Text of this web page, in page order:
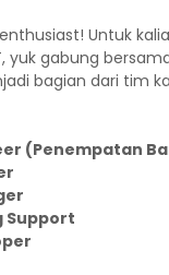
Untuk
yuk gabung
bagian dari tim
(Penempatan
Support